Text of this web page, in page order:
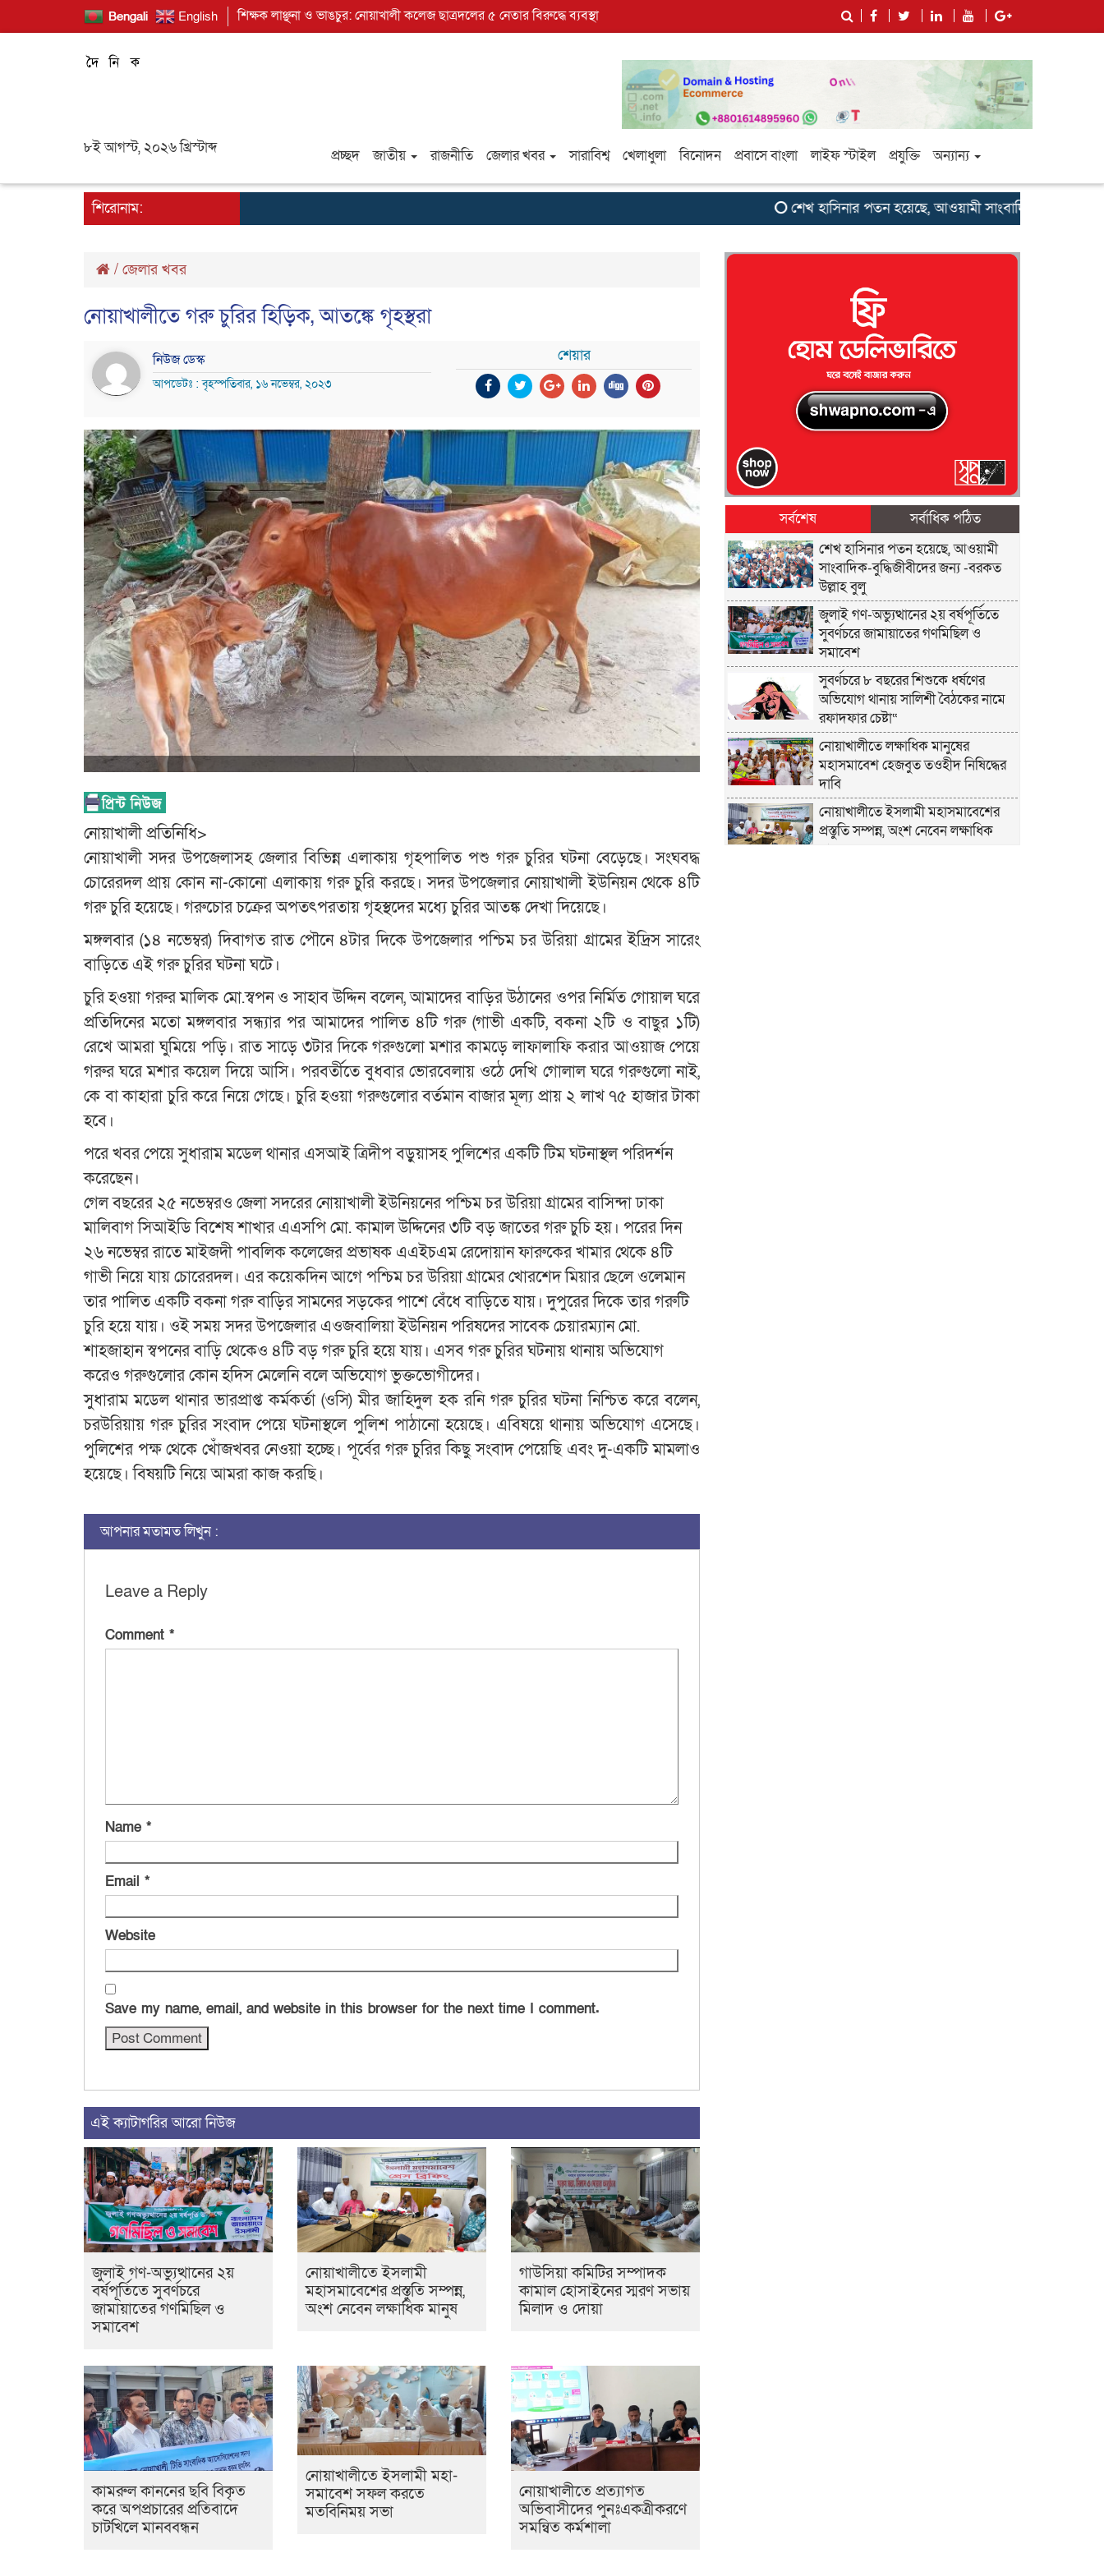
Bengali English শিক্ষক লাঞ্ছনা ও ভাঙচুর: নোয়াখালী কলেজ ছাত্রদলের ৫ নেতার বিরুদ্ধে ব্যবস্থা
৮ই আগস্ট, ২০২৬ খ্রিস্টাব্দ প্রচ্ছদ জাতীয় রাজনীতি জেলার খবর সারাবিশ্ব খেলাধুলা বিনোদন প্রবাসে বাংলা লাইফ স্টাইল প্রযুক্তি অন্যান্য
শিরোনাম: শেখ হাসিনার পতন হয়েছে, আওয়ামী সাংবাদিক-বুদ্ধিজীবীদের
/ জেলার খবর
নোয়াখালীতে গরু চুরির হিড়িক, আতঙ্কে গৃহস্থরা
নিউজ ডেস্ক
আপডেটঃ : বৃহস্পতিবার, ১৬ নভেম্বর, ২০২৩
শেয়ার
নোয়াখালী প্রতিনিধি>
নোয়াখালী সদর উপজেলাসহ জেলার বিভিন্ন এলাকায় গৃহপালিত পশু গরু চুরির ঘটনা বেড়েছে। সংঘবদ্ধ
চোরেরদল প্রায় কোন না-কোনো এলাকায় গরু চুরি করছে। সদর উপজেলার নোয়াখালী ইউনিয়ন থেকে ৪টি
গরু চুরি হয়েছে। গরুচোর চক্রের অপতৎপরতায় গৃহস্থদের মধ্যে চুরির আতঙ্ক দেখা দিয়েছে।
মঙ্গলবার (১৪ নভেম্বর) দিবাগত রাত পৌনে ৪টার দিকে উপজেলার পশ্চিম চর উরিয়া গ্রামের ইদ্রিস সারেং
বাড়িতে এই গরু চুরির ঘটনা ঘটে।
চুরি হওয়া গরুর মালিক মো.স্বপন ও সাহাব উদ্দিন বলেন, আমাদের বাড়ির উঠানের ওপর নির্মিত গোয়াল ঘরে
প্রতিদিনের মতো মঙ্গলবার সন্ধ্যার পর আমাদের পালিত ৪টি গরু (গাভী একটি, বকনা ২টি ও বাছুর ১টি)
রেখে আমরা ঘুমিয়ে পড়ি। রাত সাড়ে ৩টার দিকে গরুগুলো মশার কামড়ে লাফালাফি করার আওয়াজ পেয়ে
গরুর ঘরে মশার কয়েল দিয়ে আসি। পরবর্তীতে বুধবার ভোরবেলায় ওঠে দেখি গোলাল ঘরে গরুগুলো নাই,
কে বা কাহারা চুরি করে নিয়ে গেছে। চুরি হওয়া গরুগুলোর বর্তমান বাজার মূল্য প্রায় ২ লাখ ৭৫ হাজার টাকা
হবে।
পরে খবর পেয়ে সুধারাম মডেল থানার এসআই ত্রিদীপ বড়ুয়াসহ পুলিশের একটি টিম ঘটনাস্থল পরিদর্শন
করেছেন।
গেল বছরের ২৫ নভেম্বরও জেলা সদরের নোয়াখালী ইউনিয়নের পশ্চিম চর উরিয়া গ্রামের বাসিন্দা ঢাকা
মালিবাগ সিআইডি বিশেষ শাখার এএসপি মো. কামাল উদ্দিনের ৩টি বড় জাতের গরু চুচি হয়। পরের দিন
২৬ নভেম্বর রাতে মাইজদী পাবলিক কলেজের প্রভাষক এএইচএম রেদোয়ান ফারুকের খামার থেকে ৪টি
গাভী নিয়ে যায় চোরেরদল। এর কয়েকদিন আগে পশ্চিম চর উরিয়া গ্রামের খোরশেদ মিয়ার ছেলে ওলেমান
তার পালিত একটি বকনা গরু বাড়ির সামনের সড়কের পাশে বেঁধে বাড়িতে যায়। দুপুরের দিকে তার গরুটি
চুরি হয়ে যায়। ওই সময় সদর উপজেলার এওজবালিয়া ইউনিয়ন পরিষদের সাবেক চেয়ারম্যান মো.
শাহজাহান স্বপনের বাড়ি থেকেও ৪টি বড় গরু চুরি হয়ে যায়। এসব গরু চুরির ঘটনায় থানায় অভিযোগ
করেও গরুগুলোর কোন হদিস মেলেনি বলে অভিযোগ ভুক্তভোগীদের।
সুধারাম মডেল থানার ভারপ্রাপ্ত কর্মকর্তা (ওসি) মীর জাহিদুল হক রনি গরু চুরির ঘটনা নিশ্চিত করে বলেন,
চরউরিয়ায় গরু চুরির সংবাদ পেয়ে ঘটনাস্থলে পুলিশ পাঠানো হয়েছে। এবিষয়ে থানায় অভিযোগ এসেছে।
পুলিশের পক্ষ থেকে খোঁজখবর নেওয়া হচ্ছে। পূর্বের গরু চুরির কিছু সংবাদ পেয়েছি এবং দু-একটি মামলাও
হয়েছে। বিষয়টি নিয়ে আমরা কাজ করছি।
আপনার মতামত লিখুন :
Leave a Reply
Comment *
Name *
Email *
Website
Save my name, email, and website in this browser for the next time I comment.
এই ক্যাটাগরির আরো নিউজ
জুলাই গণ-অভ্যুত্থানের ২য়
বর্ষপূর্তিতে সুবর্ণচরে
জামায়াতের গণমিছিল ও
সমাবেশ
নোয়াখালীতে ইসলামী
মহাসমাবেশের প্রস্তুতি সম্পন্ন,
অংশ নেবেন লক্ষাধিক মানুষ
গাউসিয়া কমিটির সম্পাদক
কামাল হোসাইনের স্মরণ সভায়
মিলাদ ও দোয়া
কামরুল কাননের ছবি বিকৃত
করে অপপ্রচারের প্রতিবাদে
চাটখিলে মানববন্ধন
নোয়াখালীতে ইসলামী মহা-
সমাবেশ সফল করতে
মতবিনিময় সভা
নোয়াখালীতে প্রত্যাগত
অভিবাসীদের পুনঃএকত্রীকরণে
সমন্বিত কর্মশালা
সর্বশেষ
সর্বাধিক পঠিত
শেখ হাসিনার পতন হয়েছে, আওয়ামী
সাংবাদিক-বুদ্ধিজীবীদের জন্য -বরকত
উল্লাহ বুলু
জুলাই গণ-অভ্যুত্থানের ২য় বর্ষপূর্তিতে
সুবর্ণচরে জামায়াতের গণমিছিল ও
সমাবেশ
সুবর্ণচরে ৮ বছরের শিশুকে ধর্ষণের
অভিযোগ থানায় সালিশী বৈঠকের নামে
রফাদফার চেষ্টা“
নোয়াখালীতে লক্ষাধিক মানুষের
মহাসমাবেশ হেজবুত তওহীদ নিষিদ্ধের
দাবি
নোয়াখালীতে ইসলামী মহাসমাবেশের
প্রস্তুতি সম্পন্ন, অংশ নেবেন লক্ষাধিক
মানুষ